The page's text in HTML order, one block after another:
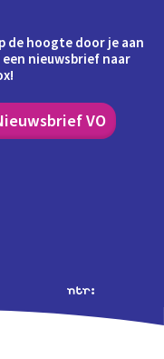
de hoogte door je aan
nieuwsbrief naar
VO